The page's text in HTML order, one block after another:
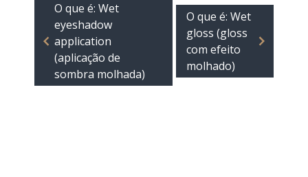
O que é: Wet
eyeshadow
application
(aplicação de
sombra molhada)
O que é: Wet
gloss (gloss
com efeito
molhado)